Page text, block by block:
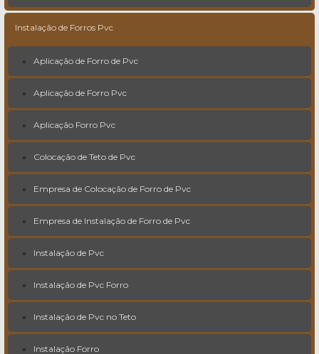
Instalação de Forros Pvc
Aplicação de Forro de Pvc
Aplicação de Forro Pvc
Aplicação Forro Pvc
Colocação de Teto de Pvc
Empresa de Colocação de Forro de Pvc
Empresa de Instalação de Forro de Pvc
Instalação de Pvc
Instalação de Pvc Forro
Instalação de Pvc no Teto
Instalação Forro